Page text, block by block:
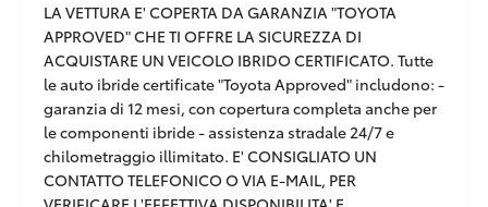
LA VETTURA E' COPERTA DA GARANZIA "TOYOTA
APPROVED" CHE TI OFFRE LA SICUREZZA DI
ACQUISTARE UN VEICOLO IBRIDO CERTIFICATO. Tutte
le auto ibride certificate "Toyota Approved" includono: -
garanzia di 12 mesi, con copertura completa anche per
le componenti ibride - assistenza stradale 24/7 e
chilometraggio illimitato. E' CONSIGLIATO UN
CONTATTO TELEFONICO O VIA E-MAIL, PER